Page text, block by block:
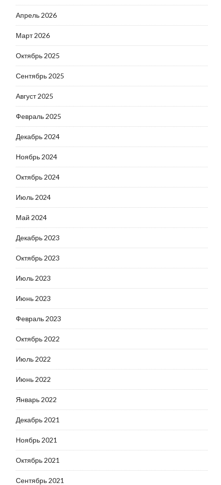
Апрель 2026
Март 2026
Октябрь 2025
Сентябрь 2025
Август 2025
Февраль 2025
Декабрь 2024
Ноябрь 2024
Октябрь 2024
Июль 2024
Май 2024
Декабрь 2023
Октябрь 2023
Июль 2023
Июнь 2023
Февраль 2023
Октябрь 2022
Июль 2022
Июнь 2022
Январь 2022
Декабрь 2021
Ноябрь 2021
Октябрь 2021
Сентябрь 2021